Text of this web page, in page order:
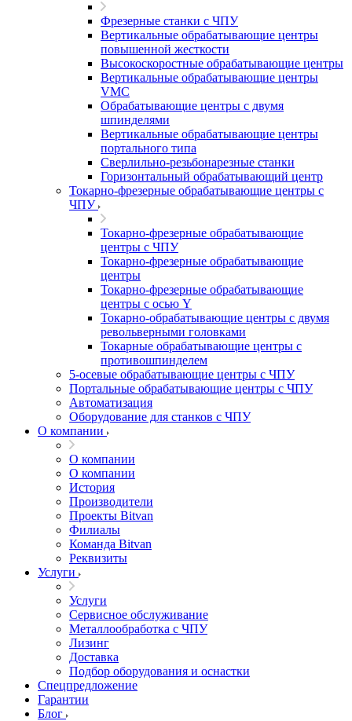
Фрезерные станки с ЧПУ
Вертикальные обрабатывающие центры
повышенной жесткости
Высокоскоростные обрабатывающие центры
Вертикальные обрабатывающие центры
VMC
Обрабатывающие центры с двумя
шпинделями
Вертикальные обрабатывающие центры
портального типа
Сверлильно-резьбонарезные станки
Горизонтальный обрабатывающий центр
Токарно-фрезерные обрабатывающие центры с
ЧПУ
Токарно-фрезерные обрабатывающие
центры с ЧПУ
Токарно-фрезерные обрабатывающие
центры
Токарно-фрезерные обрабатывающие
центры с осью Y
Токарно-обрабатывающие центры c двумя
револьверными головками
Токарные обрабатывающие центры с
противошпинделем
5-осевые обрабатывающие центры с ЧПУ
Портальные обрабатывающие центры с ЧПУ
Автоматизация
Оборудование для станков с ЧПУ
О компании
О компании
О компании
История
Производители
Проекты Bitvan
Филиалы
Команда Bitvan
Реквизиты
Услуги
Услуги
Сервисное обслуживание
Металлообработка с ЧПУ
Лизинг
Доставка
Подбор оборудования и оснастки
Спецпредложение
Гарантии
Блог